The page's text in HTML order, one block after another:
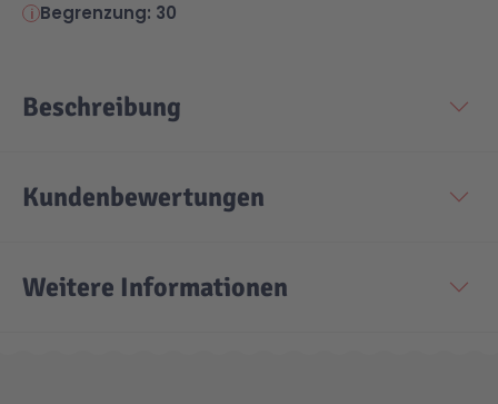
Begrenzung: 30
Beschreibung
Kundenbewertungen
Weitere Informationen